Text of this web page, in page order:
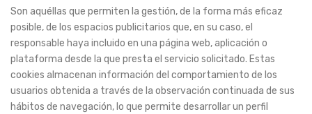
Son aquéllas que permiten la gestión, de la forma más eficaz
posible, de los espacios publicitarios que, en su caso, el
responsable haya incluido en una página web, aplicación o
plataforma desde la que presta el servicio solicitado. Estas
cookies almacenan información del comportamiento de los
usuarios obtenida a través de la observación continuada de sus
hábitos de navegación, lo que permite desarrollar un perfil